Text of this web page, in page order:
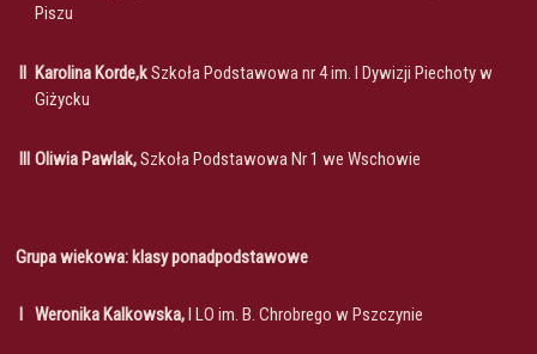
Piszu
II Karolina Korde,kSzkoła Podstawowa nr 4 im. I Dywizji Piechoty w
Giżycku
III Oliwia Pawlak,Szkoła Podstawowa Nr 1 we Wschowie
Grupa wiekowa: klasy ponadpodstawowe
I Weronika Kalkowska,I LO im. B. Chrobrego w Pszczynie